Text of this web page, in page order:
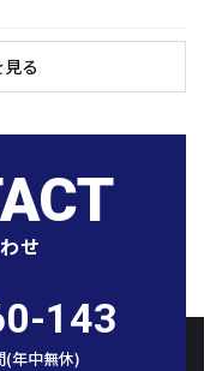
る
せ
143
(年中無休)